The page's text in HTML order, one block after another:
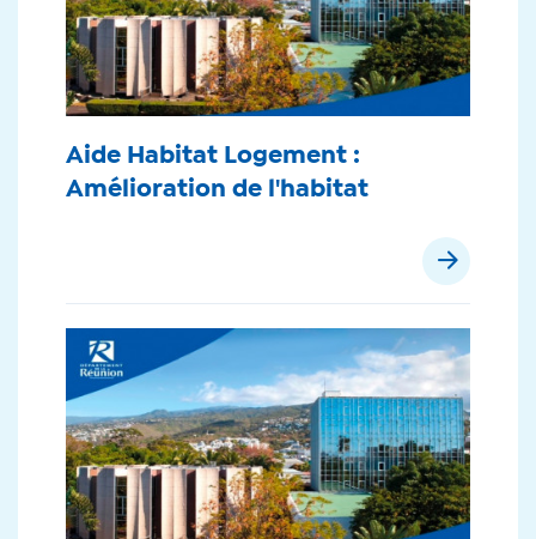
Aide Habitat Logement :
Amélioration de l'habitat